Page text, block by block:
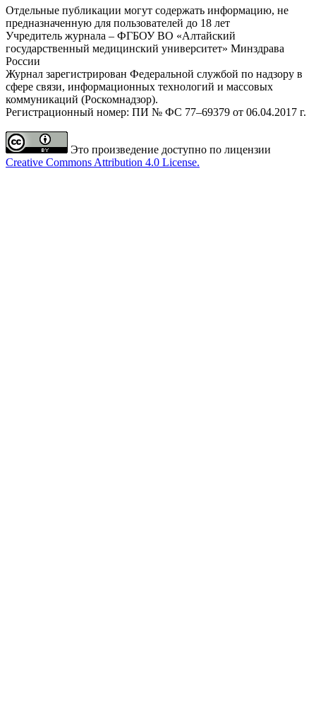
Отдельные публикации могут содержать информацию, не
предназначенную для пользователей до 18 лет
Учредитель журнала – ФГБОУ ВО «Алтайский
государственный медицинский университет» Минздрава
России
Журнал зарегистрирован Федеральной службой по надзору в
сфере связи, информационных технологий и массовых
коммуникаций (Роскомнадзор).
Регистрационный номер: ПИ № ФС 77–69379 от 06.04.2017 г.
Это произведение доступно по лицензии
Creative Commons Attribution 4.0 License.